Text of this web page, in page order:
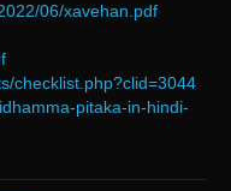
06/xavehan.pdf
checklist.php?clid=3044
pitaka-in-hindi-